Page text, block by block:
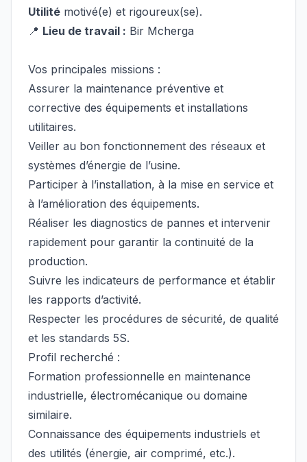
Utilité motivé(e) et rigoureux(se).
📍 Lieu de travail : Bir Mcherga
Vos principales missions :
Assurer la maintenance préventive et
corrective des équipements et installations
utilitaires.
Veiller au bon fonctionnement des réseaux et
systèmes d’énergie de l’usine.
Participer à l’installation, à la mise en service et
à l’amélioration des équipements.
Réaliser les diagnostics de pannes et intervenir
rapidement pour garantir la continuité de la
production.
Suivre les indicateurs de performance et établir
les rapports d’activité.
Respecter les procédures de sécurité, de qualité
et les standards 5S.
Profil recherché :
Formation professionnelle en maintenance
industrielle, électromécanique ou domaine
similaire.
Connaissance des équipements industriels et
des utilités (énergie, air comprimé, etc.).